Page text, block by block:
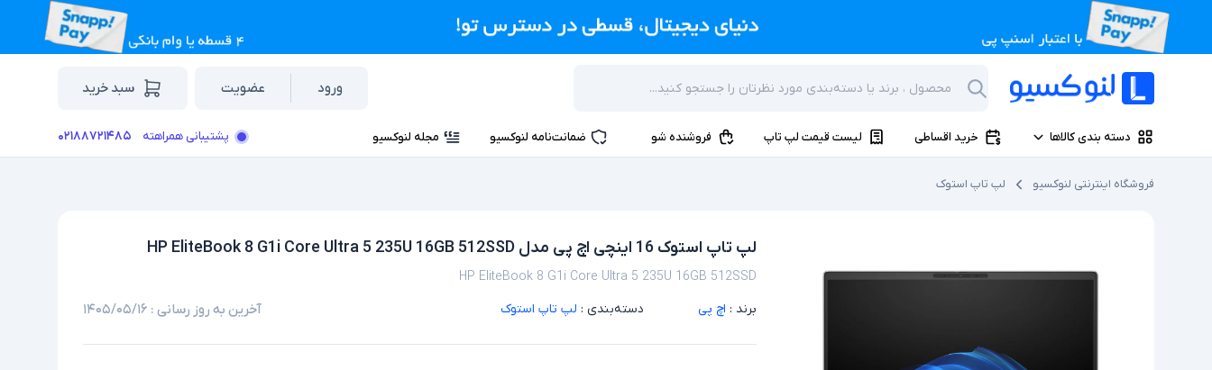
ورود عضویت سبد خرید
دسته بندی کالاها خرید اقساطی لیست قیمت لپ تاپ فروشنده شو ضمانت‌نامه لنوکسیو مجله لنوکسیو پشتیبانی همراهته ۰۲۱۸۸۷۲۱۴۸۵
فروشگاه اینترنتی لنوکسیو لپ تاپ استوک
لپ تاپ استوک 16 اینچی اچ پی مدل HP EliteBook 8 G1i Core Ultra 5 235U 16GB 512SSD
HP EliteBook 8 G1i Core Ultra 5 235U 16GB 512SSD
برند : اچ پی دسته‌بندی : لپ تاپ استوک آخرین به روز رسانی : ۱۴۰۵/۰۵/۱۶